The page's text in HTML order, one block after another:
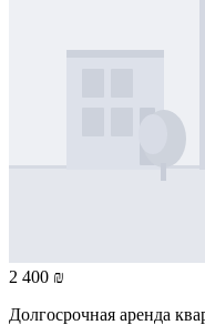
2 400 ₪
Долгосрочная аренда